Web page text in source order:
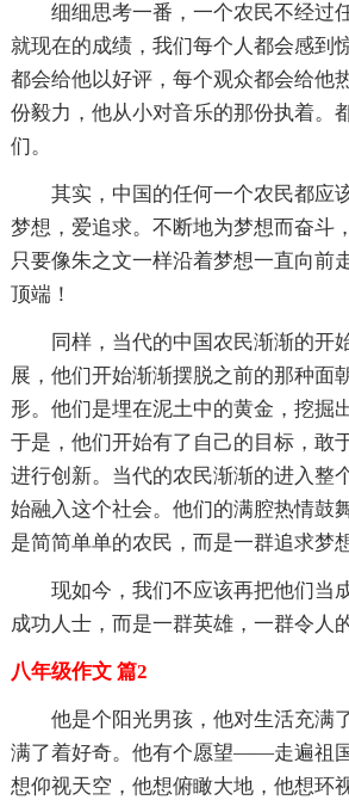
细细思考一番，一个农民不经过
就现在的成绩，我们每个人都会感到
都会给他以好评，每个观众都会给他
份毅力，他从小对音乐的那份执着。
们。
其实，中国的任何一个农民都应
梦想，爱追求。不断地为梦想而奋斗
只要像朱之文一样沿着梦想一直向前
顶端！
同样，当代的中国农民渐渐的开
展，他们开始渐渐摆脱之前的那种面
形。他们是埋在泥土中的黄金，挖掘
于是，他们开始有了自己的目标，敢
进行创新。当代的农民渐渐的进入整
始融入这个社会。他们的满腔热情鼓
是简简单单的农民，而是一群追求梦
现如今，我们不应该再把他们当
成功人士，而是一群英雄，一群令人
八年级作文 篇2
他是个阳光男孩，他对生活充满
满了着好奇。他有个愿望——走遍祖
想仰视天空，他想俯瞰大地，他想环